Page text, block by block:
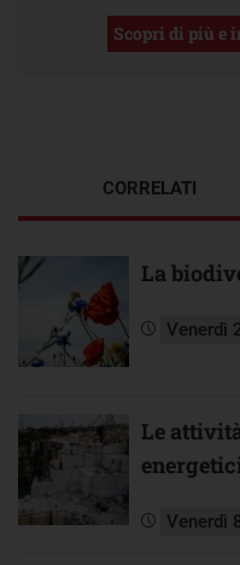
Scopri di più e
CORRELATI
La
Venerdì
Le
Venerdì